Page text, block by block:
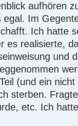
aufhören
Im
Ich hatte
es realisierte,
und
(und ein
sterben.
etc. Ich